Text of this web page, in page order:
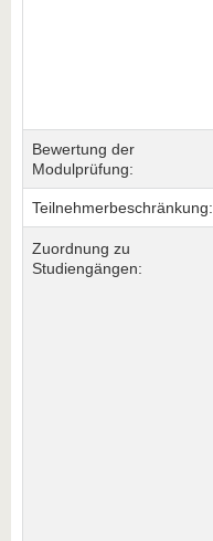
Bewertung der
Modulprüfung:
Teilnehmerbeschränkung:
Zuordnung zu
Studiengängen: